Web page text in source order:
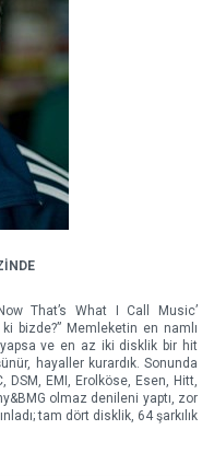
That’s What I Call Music’
bizde?” Memleketin en namlı
ve en az iki disklik bir hit
hayaller kurardık. Sonunda
DSM, EMI, Erolköse, Esen, Hitt,
olmaz denileni yaptı, zor
tam dört disklik, 64 şarkılık